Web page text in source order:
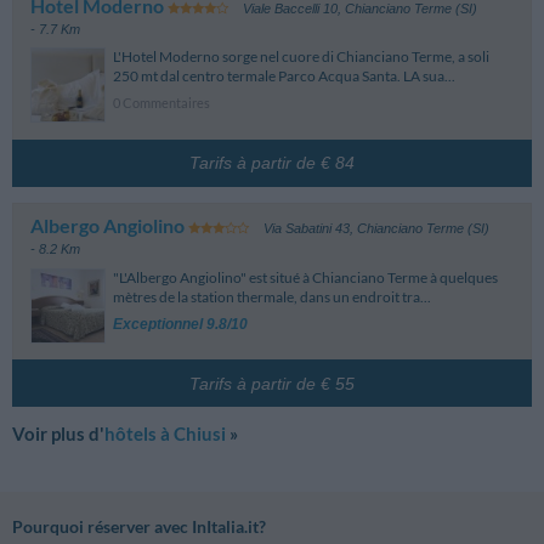
Hotel Moderno Viale Baccelli 10, Chianciano Terme (SI)
- 7.7 Km
L'Hotel Moderno sorge nel cuore di Chianciano Terme, a soli
250 mt dal centro termale Parco Acqua Santa. LA sua...
0 Commentaires
Tarifs à partir de € 84
Albergo Angiolino Via Sabatini 43, Chianciano Terme (SI)
- 8.2 Km
"L'Albergo Angiolino" est situé à Chianciano Terme à quelques
mètres de la station thermale, dans un endroit tra...
Exceptionnel 9.8/10
Tarifs à partir de € 55
Voir plus d'hôtels à Chiusi »
Pourquoi réserver avec InItalia.it?